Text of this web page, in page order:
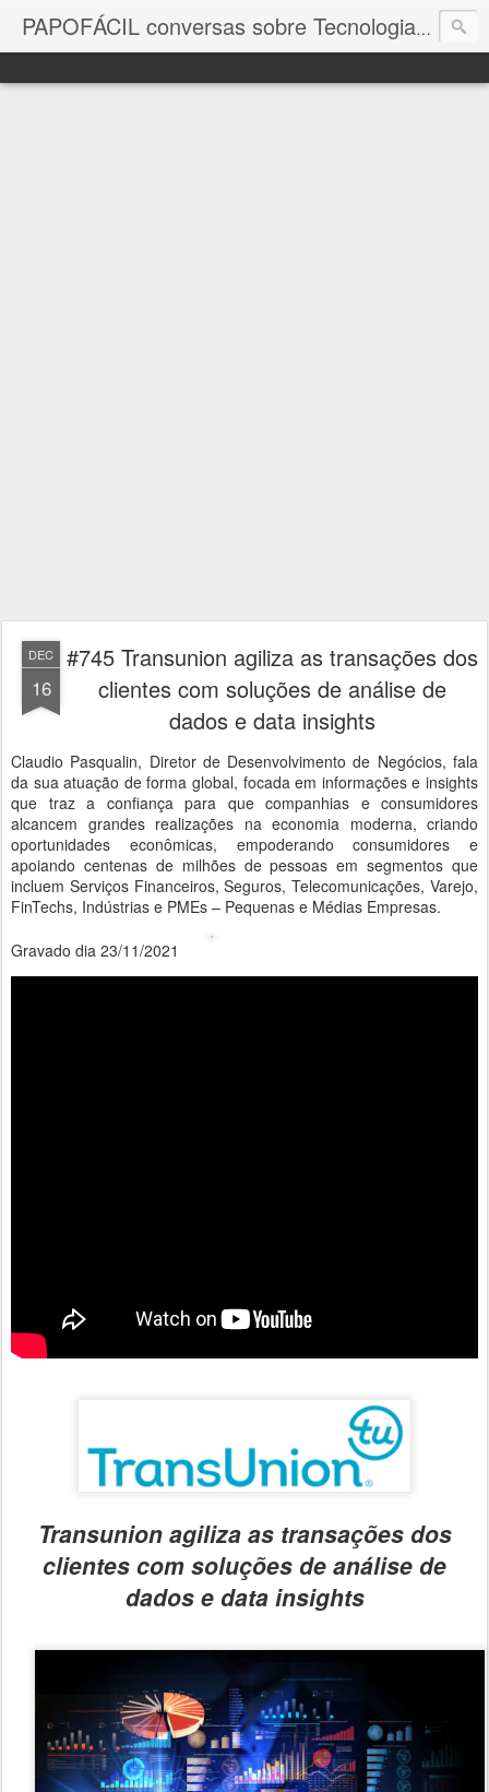
PAPOFÁCIL conversas sobre Tecnologiacom a
DEC
16
#745 Transunion agiliza as transações dos
clientes com soluções de análise de
dados e data insights
Claudio Pasqualin, Diretor de Desenvolvimento de Negócios, fala
da sua atuação de forma global, focada em informações e insights
que traz a confiança para que companhias e consumidores
alcancem grandes realizações na economia moderna, criando
oportunidades econômicas, empoderando consumidores e
apoiando centenas de milhões de pessoas em segmentos que
incluem Serviços Financeiros, Seguros, Telecomunicações, Varejo,
FinTechs, Indústrias e PMEs – Pequenas e Médias Empresas.
Gravado dia 23/11/2021
Transunion agiliza as transações dos
clientes com soluções de análise de
dados e data insights